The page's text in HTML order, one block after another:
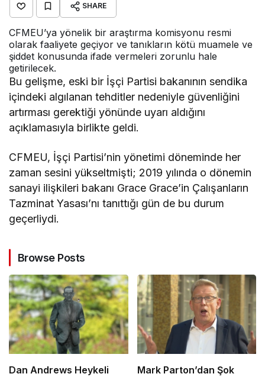
SHARE
CFMEU’ya yönelik bir araştırma komisyonu resmi
olarak faaliyete geçiyor ve tanıkların kötü muamele ve
şiddet konusunda ifade vermeleri zorunlu hale
getirilecek.
Bu gelişme, eski bir İşçi Partisi bakanının sendika
içindeki algılanan tehditler nedeniyle güvenliğini
artırması gerektiği yönünde uyarı aldığını
açıklamasıyla birlikte geldi.
CFMEU, İşçi Partisi’nin yönetimi döneminde her
zaman sesini yükseltmişti; 2019 yılında o dönemin
sanayi ilişkileri bakanı Grace Grace’in Çalışanların
Tazminat Yasası’nı tanıttığı gün de bu durum
geçerliydi.
Browse Posts
Dan Andrews Heykeli
Mark Parton’dan Şok